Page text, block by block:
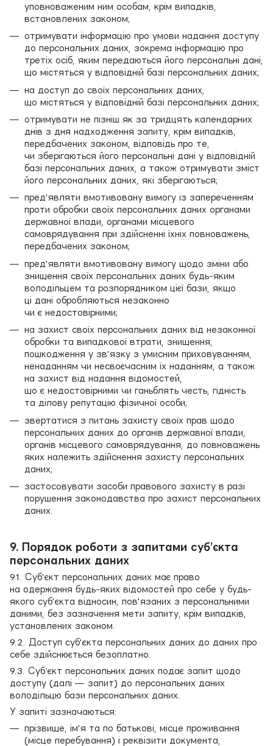
уповноваженим ним особам, крім випадків,
встановлених законом;
отримувати інформацію про умови надання доступу
до персональних даних, зокрема інформацію про
третіх осіб, яким передаються його персональні дані,
що містяться у відповідній базі персональних даних;
на доступ до своїх персональних даних,
що містяться у відповідній базі персональних даних;
отримувати не пізніш як за тридцять календарних
днів з дня надходження запиту, крім випадків,
передбачених законом, відповідь про те,
чи зберігаються його персональні дані у відповідній
базі персональних даних, а також отримувати зміст
його персональних даних, які зберігаються;
пред'являти вмотивовану вимогу із запереченням
проти обробки своїх персональних даних органами
державної влади, органами місцевого
самоврядування при здійсненні їхніх повноважень,
передбачених законом;
пред'являти вмотивовану вимогу щодо зміни або
знищення своїх персональних даних будь-яким
володільцем та розпорядником цієї бази, якщо
ці дані обробляються незаконно
чи є недостовірними;
на захист своїх персональних даних від незаконної
обробки та випадкової втрати, знищення,
пошкодження у зв'язку з умисним приховуванням,
ненаданням чи несвоєчасним їх наданням, а також
на захист від надання відомостей,
що є недостовірними чи ганьблять честь, гідність
та ділову репутацію фізичної особи;
звертатися з питань захисту своїх прав щодо
персональних даних до органів державної влади,
органів місцевого самоврядування, до повноважень
яких належить здійснення захисту персональних
даних;
застосовувати засоби правового захисту в разі
порушення законодавства про захист персональних
даних.
9. Порядок роботи з запитами суб’єкта
персональних даних
9.1. Суб'єкт персональних даних має право
на одержання будь-яких відомостей про себе у будь-
якого суб'єкта відносин, пов'язаних з персональними
даними, без зазначення мети запиту, крім випадків,
установлених законом.
9.2. Доступ суб'єкта персональних даних до даних про
себе здійснюється безоплатно.
9.3. Суб’єкт персональних даних подає запит щодо
доступу (далі — запит) до персональних даних
володільцю бази персональних даних.
У запиті зазначаються:
прізвище, ім'я та по батькові, місце проживання
(місце перебування) і реквізити документа,